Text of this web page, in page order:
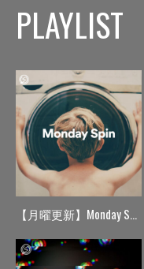
PLAYLIST
【月曜更新】Monday Spin